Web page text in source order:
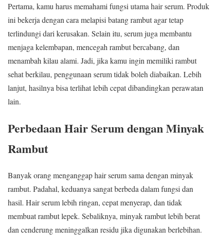
Pertama, kamu harus memahami fungsi utama hair serum. Produk
ini bekerja dengan cara melapisi batang rambut agar tetap
terlindungi dari kerusakan. Selain itu, serum juga membantu
menjaga kelembapan, mencegah rambut bercabang, dan
menambah kilau alami. Jadi, jika kamu ingin memiliki rambut
sehat berkilau, penggunaan serum tidak boleh diabaikan. Lebih
lanjut, hasilnya bisa terlihat lebih cepat dibandingkan perawatan
lain.
Perbedaan Hair Serum dengan Minyak
Rambut
Banyak orang menganggap hair serum sama dengan minyak
rambut. Padahal, keduanya sangat berbeda dalam fungsi dan
hasil. Hair serum lebih ringan, cepat menyerap, dan tidak
membuat rambut lepek. Sebaliknya, minyak rambut lebih berat
dan cenderung meninggalkan residu jika digunakan berlebihan.